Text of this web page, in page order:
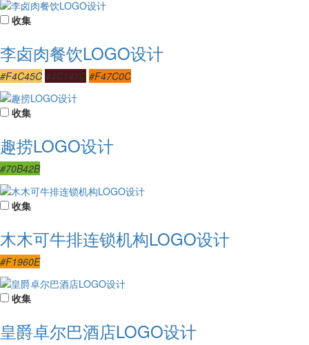
收集
李卤肉餐饮LOGO设计
#F4C45C #4C141C #F47C0C
收集
趣捞LOGO设计
#70B42B
收集
木木可牛排连锁机构LOGO设计
#F1960E
收集
皇爵卓尔巴酒店LOGO设计